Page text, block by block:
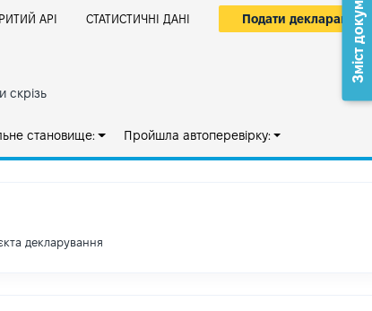
АРІ СТАТИСТИЧНІ ДАНІ Подати декларацію
скрізь
становище: Пройшла автоперевірку:
декларування
Зміст документа